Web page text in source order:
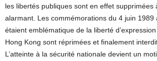
les libertés publiques sont en effet supprimées
alarmant. Les commémorations du 4 juin 1989
étaient emblématique de la liberté
Hong Kong sont réprimées et finalement
L’atteinte à la sécurité nationale devient un